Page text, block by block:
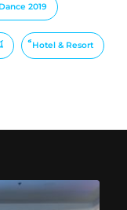
2019
็Hotel & Resort